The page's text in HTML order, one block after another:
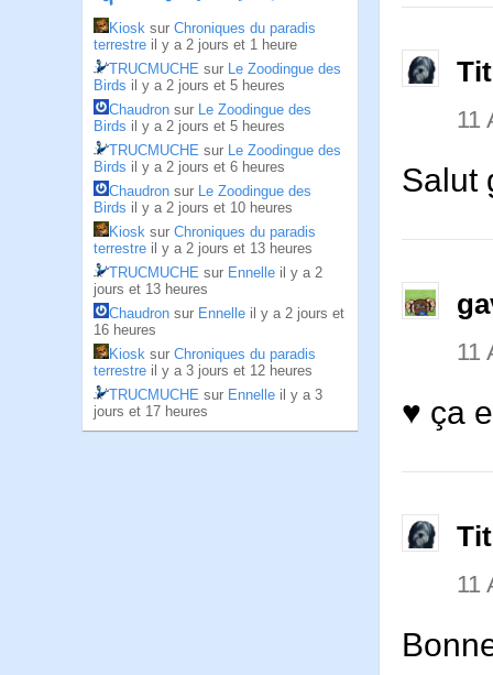
Kiosk sur Chroniques du paradis
terrestre il y a 2 jours et 1 heure
TRUCMUCHE sur Le Zoodingue des
Birds il y a 2 jours et 5 heures
Chaudron sur Le Zoodingue des
Birds il y a 2 jours et 5 heures
TRUCMUCHE sur Le Zoodingue des
Birds il y a 2 jours et 6 heures
Chaudron sur Le Zoodingue des
Birds il y a 2 jours et 10 heures
Kiosk sur Chroniques du paradis
terrestre il y a 2 jours et 13 heures
TRUCMUCHE sur Ennelle il y a 2
jours et 13 heures
Chaudron sur Ennelle il y a 2 jours et
16 heures
Kiosk sur Chroniques du paradis
terrestre il y a 3 jours et 12 heures
TRUCMUCHE sur Ennelle il y a 3
jours et 17 heures
11
Salut
11
♥ ça
11